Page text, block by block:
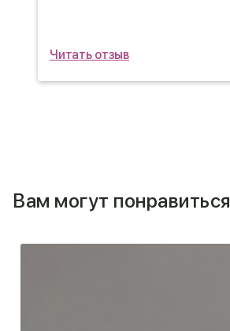
Читать отзыв
Вам могут понравиться